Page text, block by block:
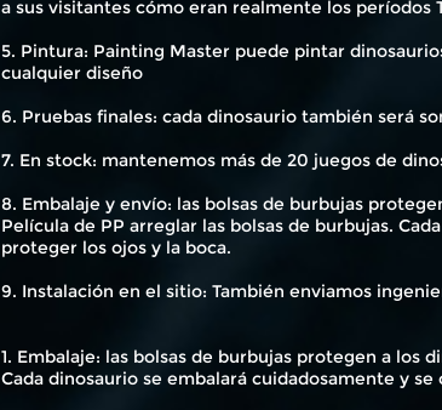
a sus visitantes cómo eran realmente los períodos
5. Pintura: Painting Master puede pintar
cualquier diseño
6. Pruebas finales: cada dinosaurio también será
7. En stock: mantenemos más de 20 juegos de
8. Embalaje y envío: las bolsas de burbujas
Película de PP arreglar las bolsas de burbujas.
proteger los ojos y la boca.
9. Instalación en el sitio: También enviamos
1. Embalaje: las bolsas de burbujas protegen a los
Cada dinosaurio se embalará cuidadosamente y